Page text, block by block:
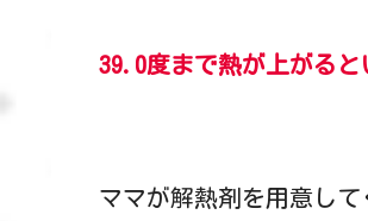
39.0度まで熱が上がると
ママが解熱剤を用意し